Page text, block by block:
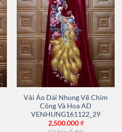
Vải Áo Dài Nhung Vẽ Chim
Công Và Hoa AD
VENHUNG161122_29
2,500.000₫